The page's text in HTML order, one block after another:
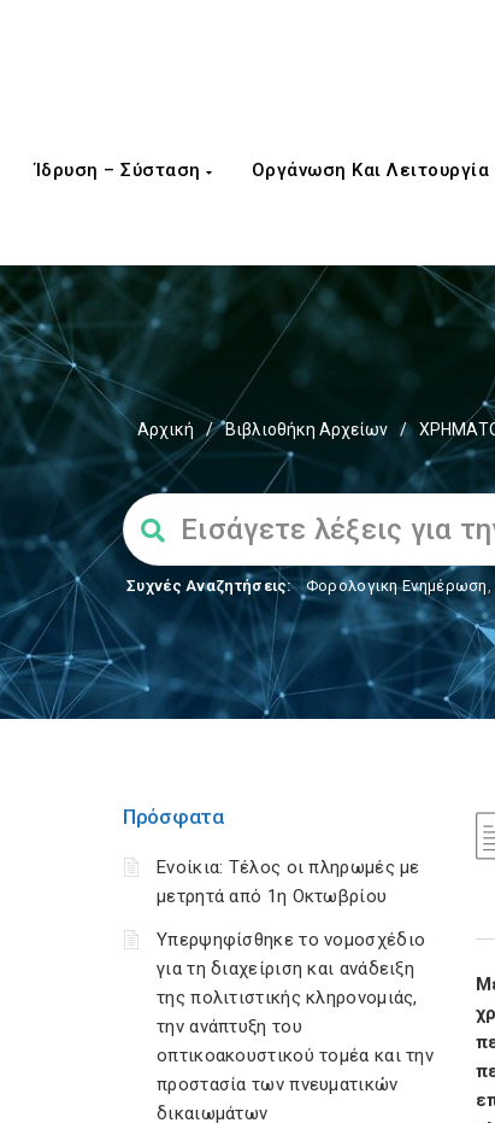
Ίδρυση – Σύσταση Οργάνωση Και Λειτουργία
Αρχική / Βιβλιοθήκη Αρχείων /
Συχνές Αναζητήσεις: Φορολογικη Ενημέρωση,
Πρόσφατα
Ενοίκια: Τέλος οι πληρωμές με
μετρητά από 1η Οκτωβρίου
Υπερψηφίσθηκε το νομοσχέδιο
για τη διαχείριση και ανάδειξη
της πολιτιστικής κληρονομιάς,
την ανάπτυξη του
οπτικοακουστικού τομέα και την
προστασία των πνευματικών
δικαιωμάτων